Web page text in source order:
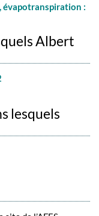
évapotranspiration :
Albert
lesquels